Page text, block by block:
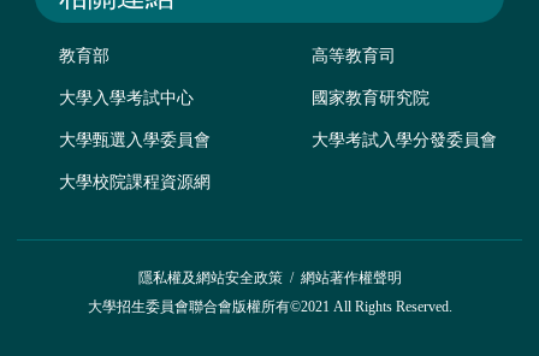
教育部 高等教育司
大學入學考試中心 國家教育研究院
大學甄選入學委員會 大學考試入學分發委員會
大學校院課程資源網
隱私權及網站安全政策/ 網站著作權聲明
大學招生委員會聯合會版權所有©2021 All Rights Reserved.